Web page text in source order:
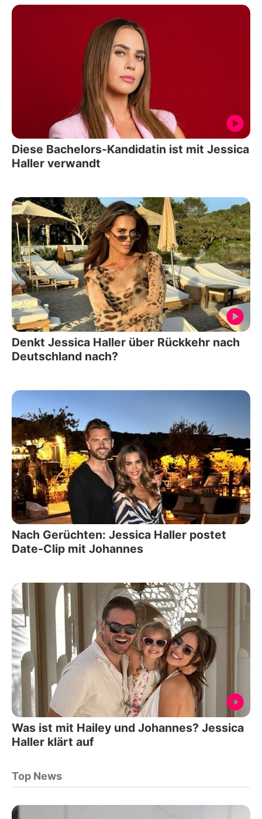
Diese Bachelors-Kandidatin ist mit Jessica
Haller verwandt
Denkt Jessica Haller über Rückkehr nach
Deutschland nach?
Nach Gerüchten: Jessica Haller postet
Date-Clip mit Johannes
Was ist mit Hailey und Johannes? Jessica
Haller klärt auf
Top News